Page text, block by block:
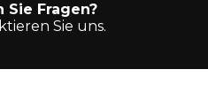
Sie Fragen?
Sie uns.